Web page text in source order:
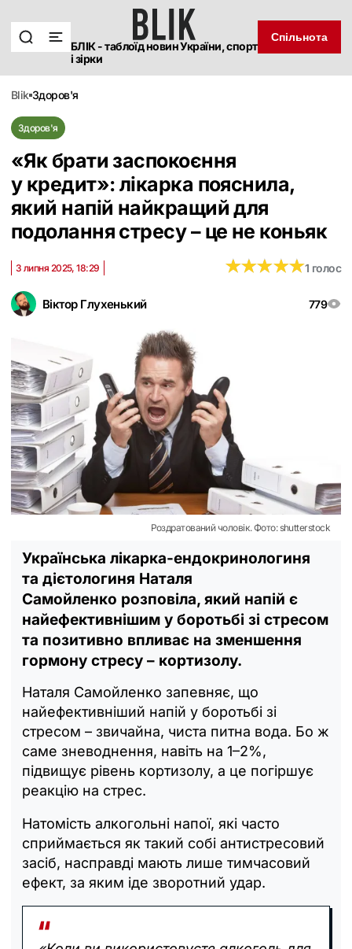
БЛІК - таблоїд новин України, спорт
і зірки
Спільнота
blik здоров'я
Здоров'я
«Як брати заспокоєння
у кредит»: лікарка пояснила,
який напій найкращий для
подолання стресу – це не коньяк
Віктор Глухенький 779
3 липня 2025, 18:29 ★★★★★
★★★★★1 голос
Роздратований чоловік. Фото: shutterstock
Українська лікарка-ендокринологиня
та дієтологиня Наталя
Самойленко розповіла, який напій є
найефективнішим у боротьбі зі стресом
та позитивно впливає на зменшення
гормону стресу – кортизолу.
Наталя Самойленко запевняє, що
найефективніший напій у боротьбі зі
стресом – звичайна, чиста питна вода. Бо ж
саме зневоднення, навіть на 1–2%,
підвищує рівень кортизолу, а це погіршує
реакцію на стрес.
Натомість алкогольні напої, які часто
сприймається як такий собі антистресовий
засіб, насправді мають лише тимчасовий
ефект, за яким іде зворотний удар.